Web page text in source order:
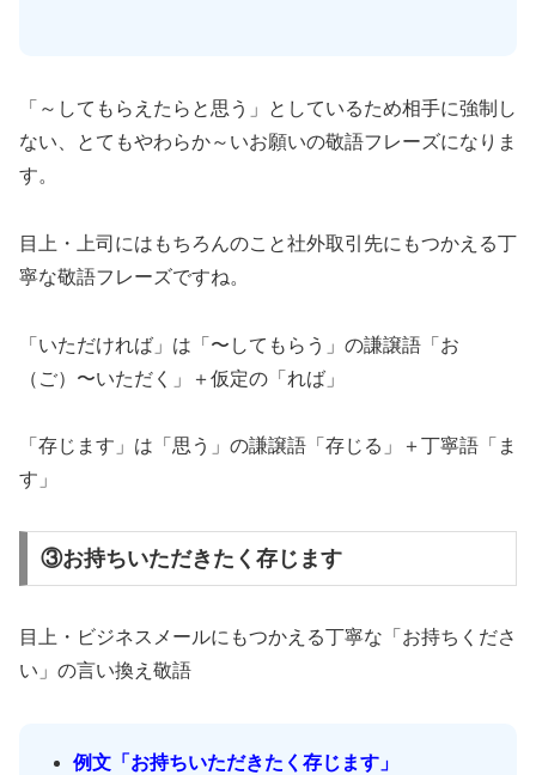
「～してもらえたらと思う」としているため相手に強制し
ない、とてもやわらか～いお願いの敬語フレーズになりま
す。
目上・上司にはもちろんのこと社外取引先にもつかえる丁
寧な敬語フレーズですね。
「いただければ」は「〜してもらう」の謙譲語「お
（ご）〜いただく」＋仮定の「れば」
「存じます」は「思う」の謙譲語「存じる」＋丁寧語「ま
す」
③お持ちいただきたく存じます
目上・ビジネスメールにもつかえる丁寧な「お持ちくださ
い」の言い換え敬語
例文「お持ちいただきたく存じます」